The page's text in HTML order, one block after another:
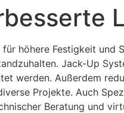
höhere Festigkeit und
Jack-Up
werden. Außerdem
Projekte. Auch
Beratung und